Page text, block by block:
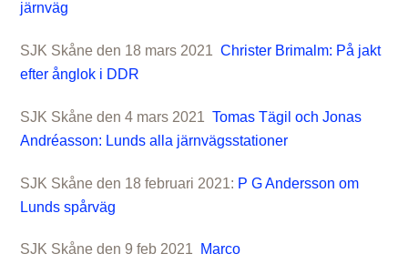
järnväg
SJK Skåne den 18 mars 2021Christer Brimalm: På jakt
efter ånglok i DDR
SJK Skåne den 4 mars 2021Tomas Tägil och Jonas
Andréasson: Lunds alla järnvägsstationer
SJK Skåne den 18 februari 2021: P G Andersson om
Lunds spårväg
SJK Skåne den 9 feb 2021 Marco